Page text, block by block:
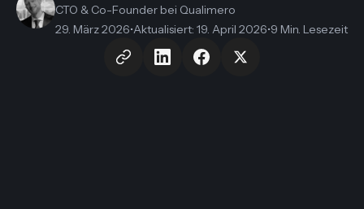
CTO & Co-Founder bei Qualimero
29. März 2026•Aktualisiert: 19. April 2026•9 Min. Lesezeit